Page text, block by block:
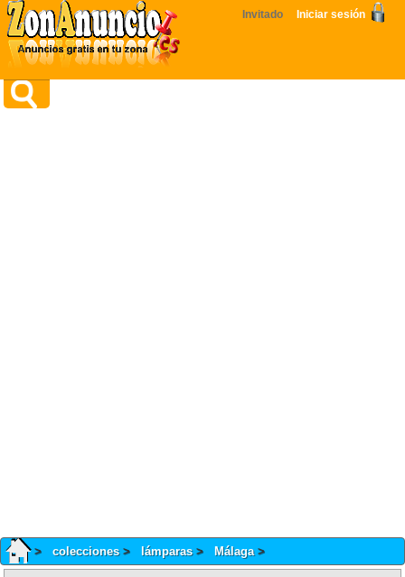
Invitado Iniciar sesión
colecciones lámparas Málaga